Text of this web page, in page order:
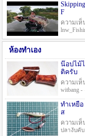
F
ความเห็
ห้องทำเอง
น๊อปไม้
ติครับ
ความเห็
witbang -
ทำเหยื่
ส
ความเห็
ปลางับคั